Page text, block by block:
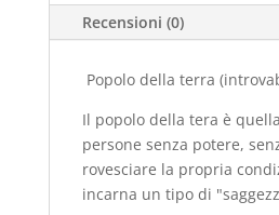
Recensioni (0)
Popolo della terra
Il popolo della tera è
persone senza potere,
rovesciare la propria
incarna un tipo di